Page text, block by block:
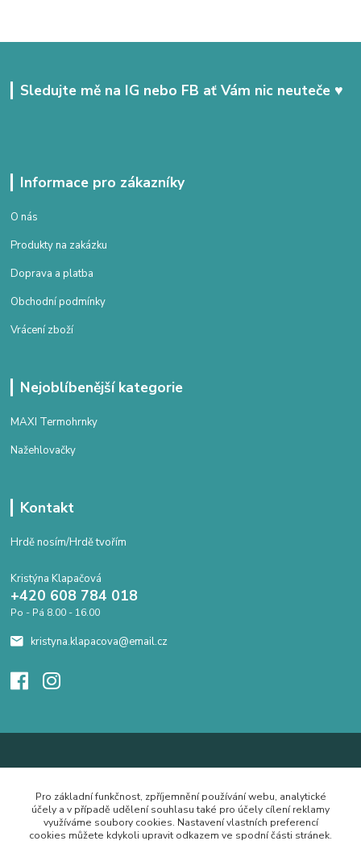
Sledujte mě na IG nebo FB ať Vám nic neuteče ♥
Informace pro zákazníky
O nás
Produkty na zakázku
Doprava a platba
Obchodní podmínky
Vrácení zboží
Nejoblíbenější kategorie
MAXI Termohrnky
Nažehlovačky
Kontakt
Hrdě nosím/Hrdě tvořím
Kristýna Klapačová
+420 608 784 018
Po - Pá 8.00 - 16.00
kristyna.klapacova@email.cz
Pro základní funkčnost, zpříjemnění používání webu, analytické
účely a v případě udělení souhlasu také pro účely cílení reklamy
využíváme soubory cookies. Nastavení vlastních preferencí
cookies můžete kdykoli upravit odkazem ve spodní části stránek.